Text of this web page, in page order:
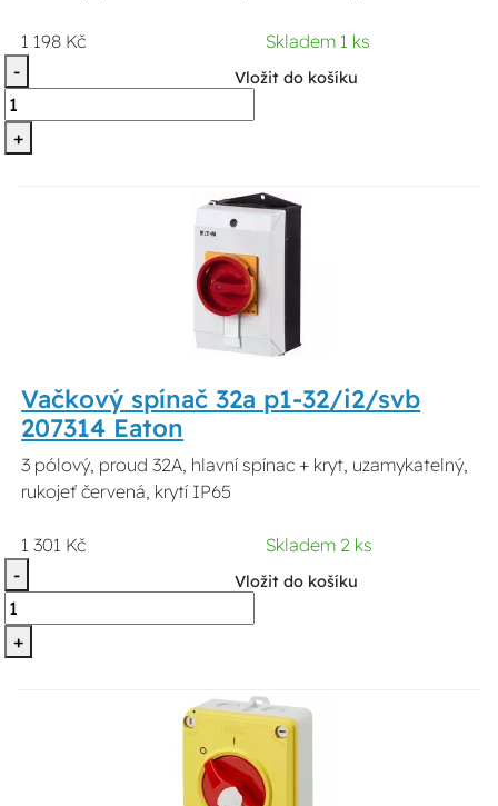
1 198 Kč
Skladem 1 ks
-
+
Vložit do košíku
Vačkový spínač 32a p1-32/i2/svb
207314 Eaton
3 pólový, proud 32A, hlavní spínac + kryt, uzamykatelný,
rukojeť červená, krytí IP65
1 301 Kč
Skladem 2 ks
-
+
Vložit do košíku